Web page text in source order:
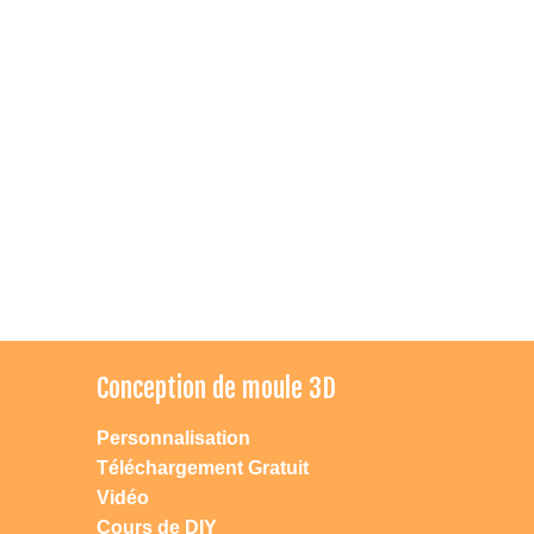
Conception de moule 3D
Personnalisation
Téléchargement Gratuit
Vidéo
Cours de DIY